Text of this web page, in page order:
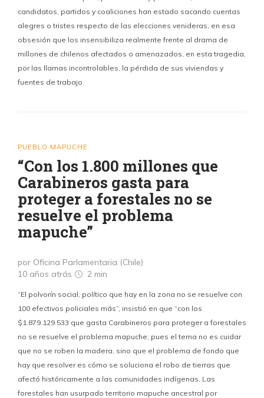
candidatos, partidos y coaliciones han estado sacando cuentas
alegres o tristes respecto de las elecciones venideras, en esa
obsesión que los insensibiliza realmente frente al drama de
millones de chilenos afectados o amenazados, en esta tragedia,
por las llamas incontrolables, la pérdida de sus viviendas y
fuentes de trabajo.
PUEBLO MAPUCHE
“Con los 1.800 millones que
Carabineros gasta para
proteger a forestales no se
resuelve el problema
mapuche”
por Oficina Parlamentaria (Chile)
10 años atrás
2 min
“El polvorín social, político que hay en la zona no se resuelve con
100 efectivos policiales más”, insistió en que “con los
$1.879.129.533 que gasta Carabineros para proteger a forestales
no se resuelve el problema mapuche; pues el tema no es cuidar
que no se roben la madera, sino que el problema de fondo que
hay que resolver es cómo se soluciona el robo de tierras que
afectó históricamente a las comunidades indígenas. Las
forestales han usurpado territorio mapuche ancestral por